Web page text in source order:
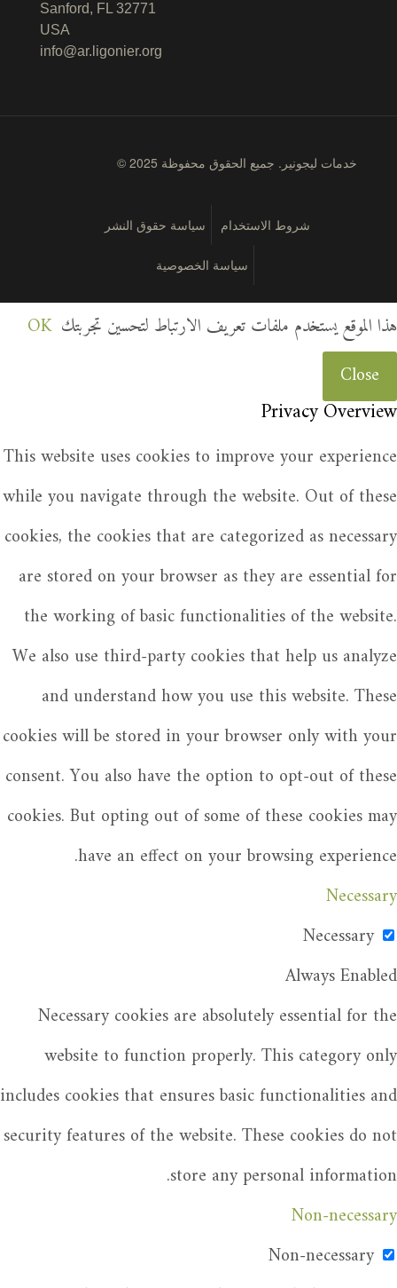
Sanford, FL 32771
USA
info@ar.ligonier.org
© 2025 خدمات ليجونير. جميع الحقوق محفوظة
شروط الاستخدام سياسة حقوق النشر
سياسة الخصوصية
هذا الموقع يستخدم ملفات تعريف الارتباط لتحسين تجربتك OK
Close
Privacy Overview
This website uses cookies to improve your experience
while you navigate through the website. Out of these
cookies, the cookies that are categorized as necessary
are stored on your browser as they are essential for
the working of basic functionalities of the website.
We also use third-party cookies that help us analyze
and understand how you use this website. These
cookies will be stored in your browser only with your
consent. You also have the option to opt-out of these
cookies. But opting out of some of these cookies may
have an effect on your browsing experience.
Necessary
Necessary
Always Enabled
Necessary cookies are absolutely essential for the
website to function properly. This category only
includes cookies that ensures basic functionalities and
security features of the website. These cookies do not
store any personal information.
Non-necessary
Non-necessary